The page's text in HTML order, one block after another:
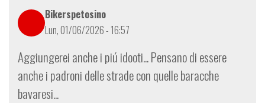
Bikerspetosino
Lun, 01/06/2026 - 16:57
Aggiungerei anche i piú idooti... Pensano di essere
anche i padroni delle strade con quelle baracche
bavaresi...